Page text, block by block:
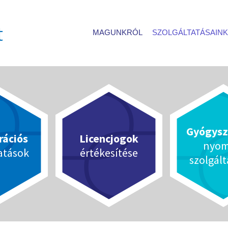
MAGUNKRÓL SZOLGÁLTATÁSAINK
Licencjogok
értékesítése